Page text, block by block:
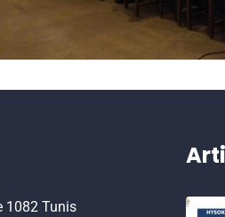
1082 Tunis